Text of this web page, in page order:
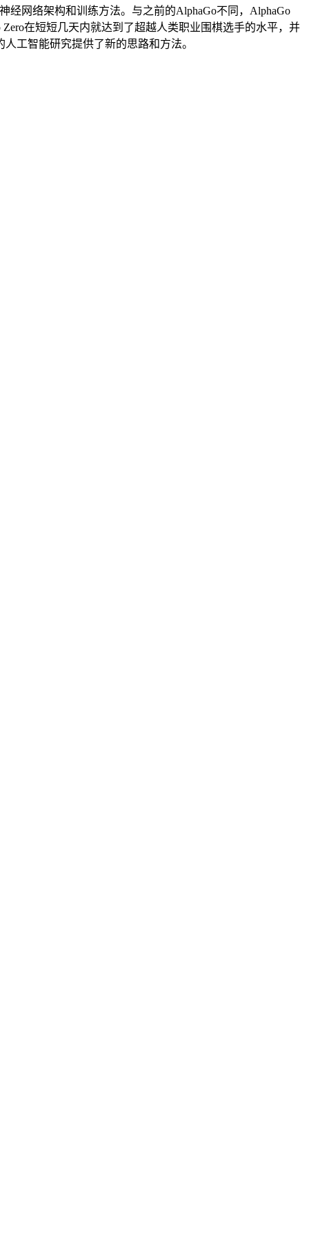
经网络架构和训练方法。与之前的AlphaGo不同，AlphaGo
在短短几天内就达到了超越人类职业围棋选手的水平，并
工智能研究提供了新的思路和方法。